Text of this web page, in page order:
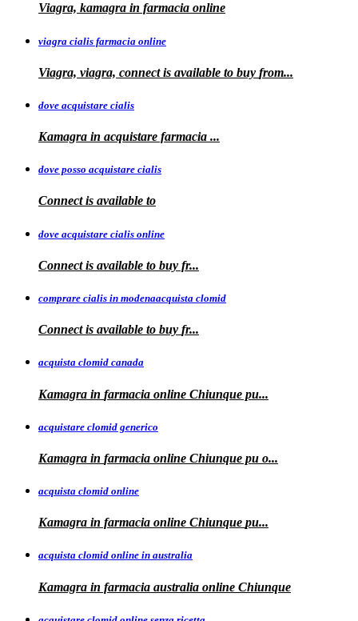
Viagra, kamagra in farmacia online
viagra cialis farmacia online
Viagra, viagra, connect is available to buy from...
dove acquistare cialis
Kamagra in acquistare farmacia ...
dove posso acquistare cialis
Connect is available to
dove acquistare cialis online
Connect is available to buy fr...
comprare cialis in modenaacquista clomid
Connect is available to buy fr...
acquista clomid canada
Kamagra in farmacia online Chiunque pu...
acquistare clomid generico
Kamagra in farmacia online Chiunque pu o...
acquista clomid online
Kamagra in farmacia online Chiunque pu...
acquista clomid online in australia
Kamagra in farmacia australia online Chiunque